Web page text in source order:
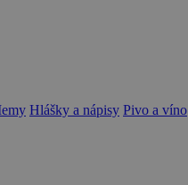
Hlášky a nápisy Pivo a víno